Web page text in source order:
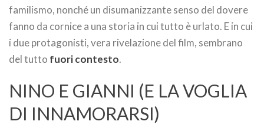
familismo, nonché un disumanizzante senso del dovere
fanno da cornice a una storia in cui tutto è urlato. E in cui
i due protagonisti, vera rivelazione del film, sembrano
del tutto fuori contesto.
NINO E GIANNI (E LA VOGLIA
DI INNAMORARSI)